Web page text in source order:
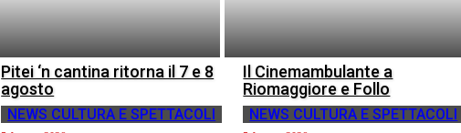
Pitei ‘n cantina ritorna il 7 e 8
agosto
NEWS CULTURA E SPETTACOLI
Il Cinemambulante a
Riomaggiore e Follo
NEWS CULTURA E SPETTACOLI